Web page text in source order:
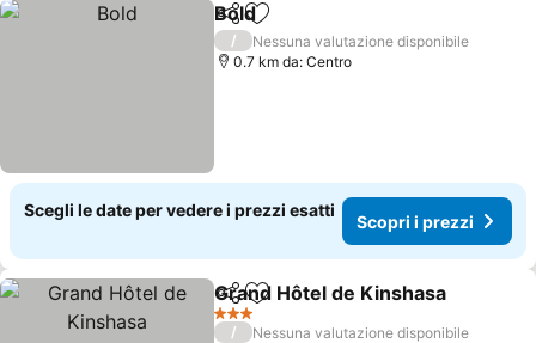
CondividiAggiungi ai preferiti
Bold
/
Nessuna valutazione disponibile
0.7 km da: Centro
Scegli le date per vedere i prezzi esatti
Scopri i prezzi
CondividiAggiungi ai preferiti
Grand Hôtel de Kinshasa
3 Stelle
/
Nessuna valutazione disponibile